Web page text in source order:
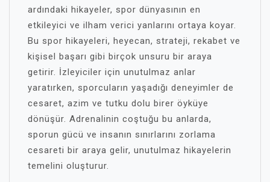
ardındaki hikayeler, spor dünyasının en
etkileyici ve ilham verici yanlarını ortaya koyar.
Bu spor hikayeleri, heyecan, strateji, rekabet ve
kişisel başarı gibi birçok unsuru bir araya
getirir. İzleyiciler için unutulmaz anlar
yaratırken, sporcuların yaşadığı deneyimler de
cesaret, azim ve tutku dolu birer öyküye
dönüşür. Adrenalinin coştuğu bu anlarda,
sporun gücü ve insanın sınırlarını zorlama
cesareti bir araya gelir, unutulmaz hikayelerin
temelini oluşturur.